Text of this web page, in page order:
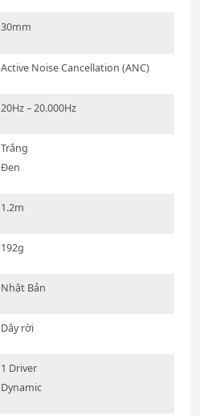
30mm
Active Noise Cancellation (ANC)
20Hz – 20.000Hz
Trắng
Đen
1.2m
192g
Nhật Bản
Dây rời
1 Driver
Dynamic